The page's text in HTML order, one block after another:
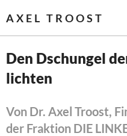
AXEL TROOST
Startseite
Themen
Den Dschungel
lichten
Von Dr. Axel Troost,
der Fraktion DIE